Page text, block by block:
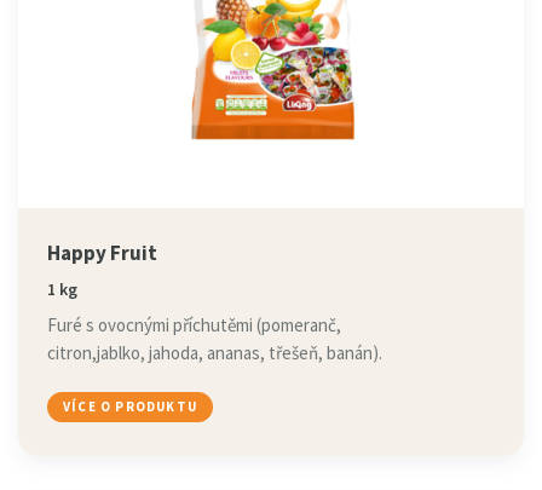
Happy Fruit
1 kg
Furé s ovocnými příchutěmi (pomeranč,
citron,jablko, jahoda, ananas, třešeň, banán).
VÍCE O PRODUKTU